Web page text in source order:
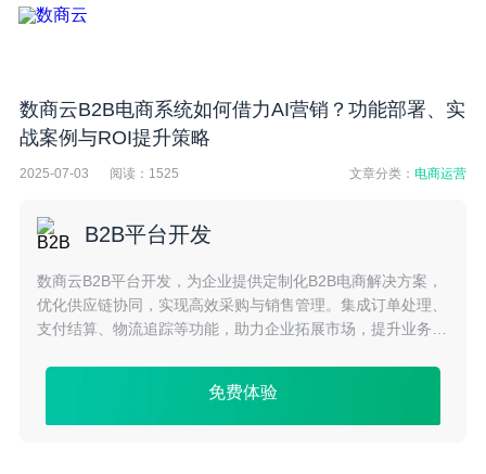
数商云B2B电商系统如何借力AI营销？功能部署、实
战案例与ROI提升策略
2025-07-03 阅读： 1525 文章分类：电商运营
B2B平台开发
数商云B2B平台开发，为企业提供定制化B2B电商解决方案，
优化供应链协同，实现高效采购与销售管理。集成订单处理、
支付结算、物流追踪等功能，助力企业拓展市场，提升业务效
免费体验